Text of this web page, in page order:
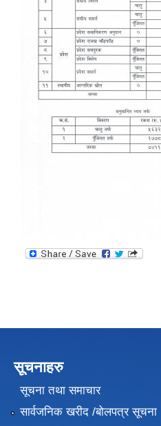
सूचनाहरु
सूचना तथा समाचार
सार्वजनिक खरीद /बोलपत्र सूचना